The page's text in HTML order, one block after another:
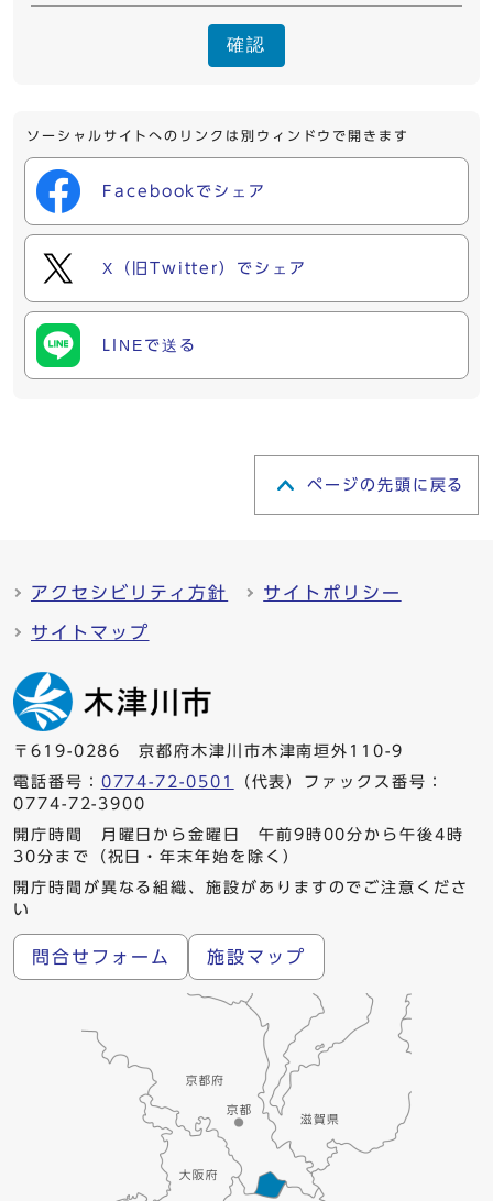
確認
ソーシャルサイトへのリンクは別ウィンドウで開きます
Facebookでシェア
X（旧Twitter）でシェア
LINEで送る
ページの先頭に戻る
アクセシビリティ方針 サイトポリシー
サイトマップ
〒619-0286 京都府木津川市木津南垣外110-9
電話番号： 0774-72-0501
（代表）ファックス番号：
0774-72-3900
開庁時間 月曜日から金曜日 午前9時00分から午後4時
30分まで（祝日・年末年始を除く）
開庁時間が異なる組織、施設がありますのでご注意くださ
い
問合せフォーム 施設マップ